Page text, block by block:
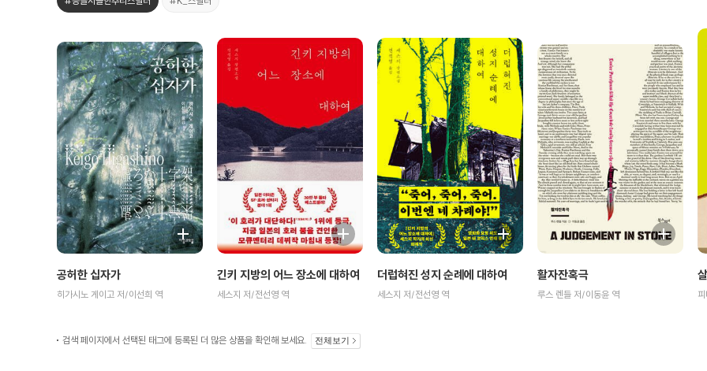
공허한 십자가
히가시노 게이고 저/이선희 역
긴키 지방의 어느 장소에 대하여
세스지 저/전선영 역
더럽혀진 성지 순례에 대하여
세스지 저/전선영 역
활자잔혹극
루스 렌들 저/이동윤 역
검색 페이지에서 선택된 태그에 등록된 더 많은 상품을 확인해 보세요. 전체보기